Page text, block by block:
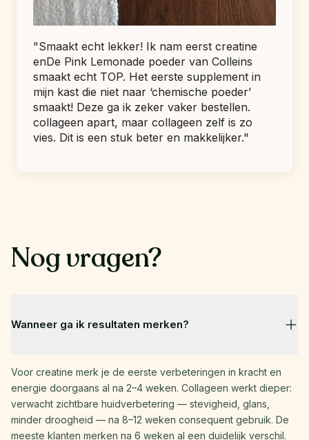
"Smaakt echt lekker! Ik nam eerst creatine
enDe Pink Lemonade poeder van Colleins
smaakt echt TOP. Het eerste supplement in
mijn kast die niet naar ‘chemische poeder’
smaakt! Deze ga ik zeker vaker bestellen.
collageen apart, maar collageen zelf is zo
vies. Dit is een stuk beter en makkelijker."
Nog vragen?
Wanneer ga ik resultaten merken?
Voor creatine merk je de eerste verbeteringen in kracht en
energie doorgaans al na 2–4 weken. Collageen werkt dieper:
verwacht zichtbare huidverbetering — stevigheid, glans,
minder droogheid — na 8–12 weken consequent gebruik. De
meeste klanten merken na 6 weken al een duidelijk verschil.